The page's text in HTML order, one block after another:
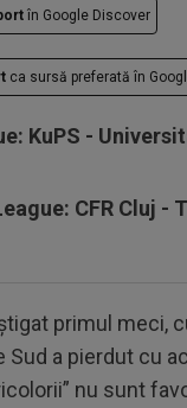
în Google Discover
ca sursă preferată în
KuPS -
CFR Cluj -
primul meci,
Sud a pierdut cu
nu sunt